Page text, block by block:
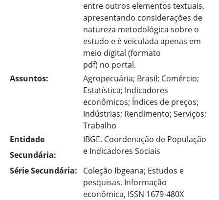
entre outros elementos textuais,
apresentando considerações de
natureza metodológica sobre o
estudo e é veiculada apenas em
meio digital (formato
pdf) no portal.
Assuntos:
Agropecuária; Brasil; Comércio;
Estatística; Indicadores
econômicos; Índices de preços;
Indústrias; Rendimento; Serviços;
Trabalho
Entidade
Secundária:
IBGE. Coordenação de População
e Indicadores Sociais
Série Secundária:
Coleção Ibgeana; Estudos e
pesquisas. Informação
econômica, ISSN 1679-480X